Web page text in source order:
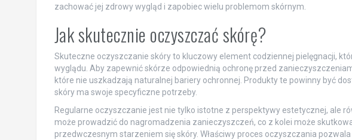
zachować jej zdrowy wygląd i zapobiec wielu problemom skórnym.
Jak skutecznie oczyszczać skórę?
Skuteczne oczyszczanie skóry to kluczowy element codziennej pielęgnacji,
wyglądu. Aby zapewnić skórze odpowiednią ochronę przed
które nie uszkadzają naturalnej bariery ochronnej. Produkty te powinny być
skóry ma swoje specyficzne potrzeby.
Regularne oczyszczanie jest nie tylko istotne z perspektywy estetycznej, ale
może prowadzić do nagromadzenia zanieczyszczeń, co z kolei może
przedwczesnym starzeniem się skóry. Właściwy proces oczyszczania